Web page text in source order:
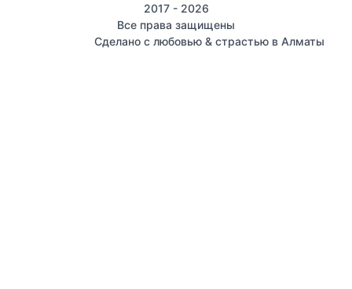
2017 - 2026
Все права защищены
Сделано с любовью & страстью в Алматы